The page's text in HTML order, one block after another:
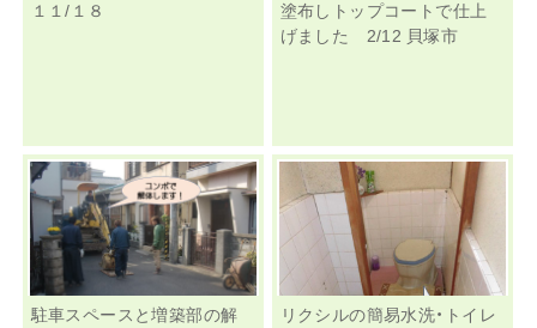
１１/１８
塗布しトップコートで仕上
げました 2/12 貝塚市
駐車スペースと増築部の解
リクシルの簡易水洗・トイレ